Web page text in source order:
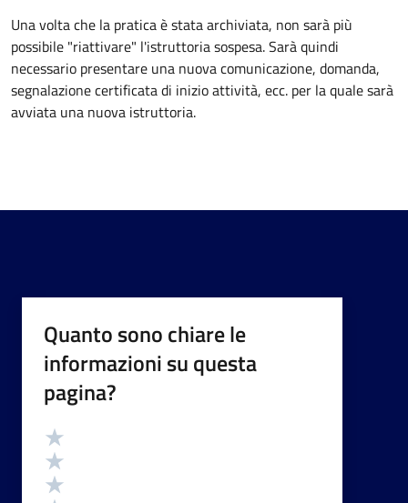
Una volta che la pratica è stata archiviata, non sarà più
possibile "riattivare" l'istruttoria sospesa. Sarà quindi
necessario presentare una nuova comunicazione, domanda,
segnalazione certificata di inizio attività, ecc. per la quale sarà
avviata una nuova istruttoria.
Quanto sono chiare le
informazioni su questa
pagina?
Valutazione